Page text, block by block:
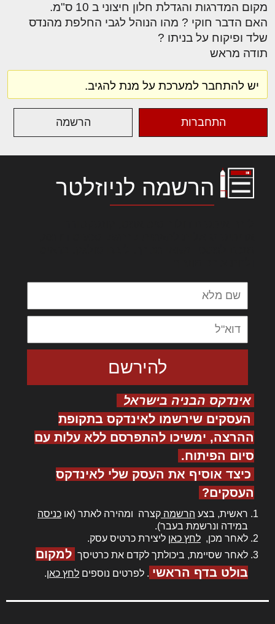
מקום המדרגות והגדלת חלון חיצוני ב 10 ס"מ.
האם הדבר חוקי ? מהו הנוהל לגבי החלפת מהנדס
שלד ופיקוח על בניתו ?
תודה מראש
יש להתחבר למערכת על מנת להגיב.
התחברות הרשמה
הרשמה לניוזלטר
אינדקס הבניה בישראל
העסקים שירשמו לאינדקס בתקופת
ההרצה, ימשיכו להתפרסם ללא עלות עם
סיום הפיתוח.
כיצד אוסיף את העסק שלי לאינדקס
העסקים?
ראשית, בצע הרשמה קצרה ומהירה לאתר (או כניסה
במידה ונרשמת בעבר).
לאחר מכן, לחץ כאן ליצירת כרטיס עסק.
לאחר שסיימת, ביכולתך לקדם את כרטיסך למקום
בולט בדף הראשי . לפרטים נוספים לחץ כאן.